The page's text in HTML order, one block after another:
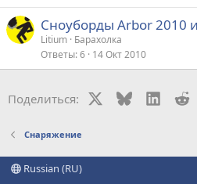
Сноуборды Arbor 2010
Litium Барахолка
Ответы 6 14 Окт 2010
Поделиться: Bluesky
Снаряжение
Russian (RU)